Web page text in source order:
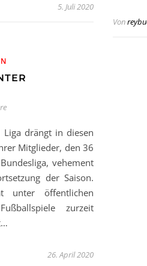
5. Juli 2020
Von
drängt in diesen
Mitglieder, den 36
vehement
der Saison.
unter öffentlichen
zurzeit
26. April 2020